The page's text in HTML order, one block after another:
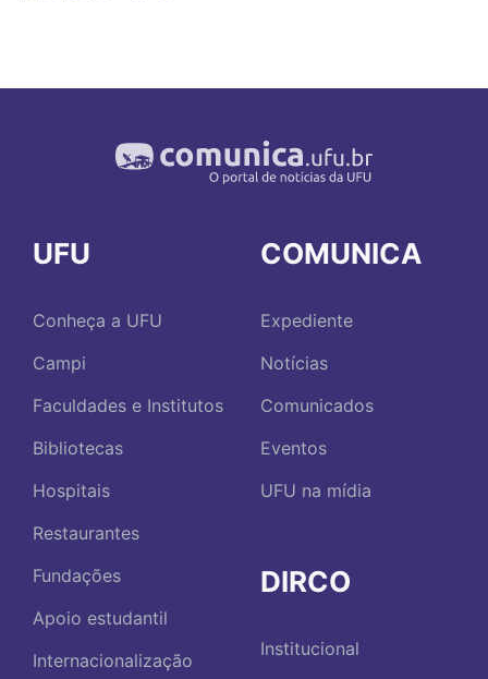
UFU
Conheça a UFU
Campi
Faculdades e Institutos
Bibliotecas
Hospitais
Restaurantes
Fundações
Apoio estudantil
Internacionalização
COMUNICA
Expediente
Notícias
Comunicados
Eventos
UFU na mídia
DIRCO
Institucional